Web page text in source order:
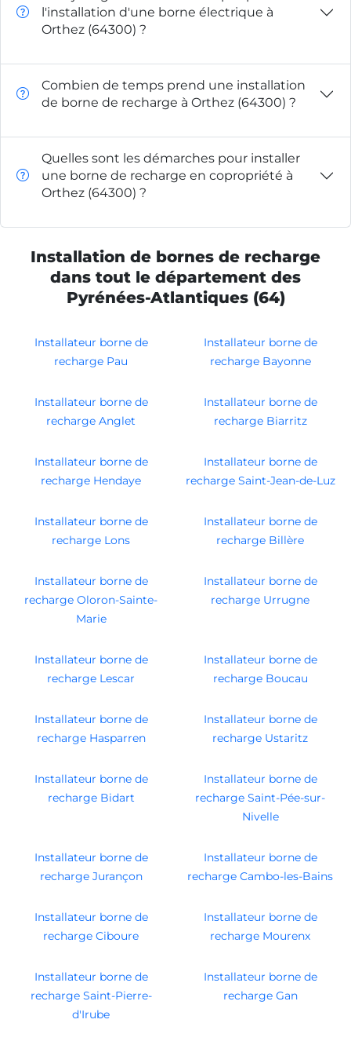
l'installation d'une borne électrique à
Orthez (64300) ?
Combien de temps prend une installation
de borne de recharge à Orthez (64300) ?
Quelles sont les démarches pour installer
une borne de recharge en copropriété à
Orthez (64300) ?
Installation de bornes de recharge
dans tout le département des
Pyrénées-Atlantiques (64)
Installateur borne de
recharge Pau
Installateur borne de
recharge Bayonne
Installateur borne de
recharge Anglet
Installateur borne de
recharge Biarritz
Installateur borne de
recharge Hendaye
Installateur borne de
recharge Saint-Jean-de-Luz
Installateur borne de
recharge Lons
Installateur borne de
recharge Billère
Installateur borne de
recharge Oloron-Sainte-
Marie
Installateur borne de
recharge Urrugne
Installateur borne de
recharge Lescar
Installateur borne de
recharge Boucau
Installateur borne de
recharge Hasparren
Installateur borne de
recharge Ustaritz
Installateur borne de
recharge Bidart
Installateur borne de
recharge Saint-Pée-sur-
Nivelle
Installateur borne de
recharge Jurançon
Installateur borne de
recharge Cambo-les-Bains
Installateur borne de
recharge Ciboure
Installateur borne de
recharge Mourenx
Installateur borne de
recharge Saint-Pierre-
d'Irube
Installateur borne de
recharge Gan